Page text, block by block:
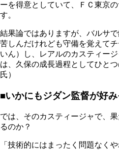
ーを得意としていて、ＦＣ東京
す。
結果論ではありますが、バルサ
苦しんだけれども守備を覚えて
いん）し、レアルのカスティー
は、久保の成長過程としてひと
氏）
■いかにもジダン監督が好
では、そのカスティージャで、
るのか？
「技術的にはまったく問題なく